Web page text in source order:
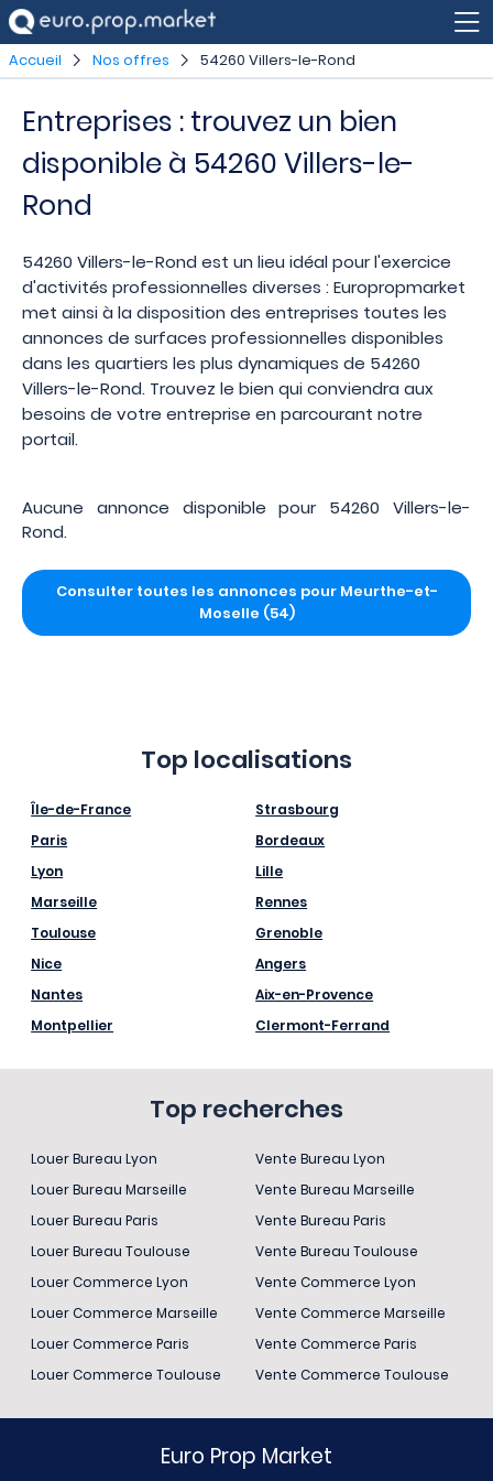
Accueil Nos offres 54260 Villers-le-Rond
Entreprises : trouvez un bien
disponible à 54260 Villers-le-
Rond
54260 Villers-le-Rond est un lieu idéal pour l'exercice
d'activités professionnelles diverses : Europropmarket
met ainsi à la disposition des entreprises toutes les
annonces de surfaces professionnelles disponibles
dans les quartiers les plus dynamiques de 54260
Villers-le-Rond. Trouvez le bien qui conviendra aux
besoins de votre entreprise en parcourant notre
portail.
Aucune annonce disponible pour 54260 Villers-le-
Rond.
Consulter toutes les annonces pour Meurthe-et-
Moselle (54)
Top localisations
Île-de-France
Paris
Lyon
Marseille
Toulouse
Nice
Nantes
Montpellier
Strasbourg
Bordeaux
Lille
Rennes
Grenoble
Angers
Aix-en-Provence
Clermont-Ferrand
Top recherches
Louer Bureau Lyon
Louer Bureau Marseille
Louer Bureau Paris
Louer Bureau Toulouse
Louer Commerce Lyon
Louer Commerce Marseille
Louer Commerce Paris
Louer Commerce Toulouse
Vente Bureau Lyon
Vente Bureau Marseille
Vente Bureau Paris
Vente Bureau Toulouse
Vente Commerce Lyon
Vente Commerce Marseille
Vente Commerce Paris
Vente Commerce Toulouse
Euro Prop Market